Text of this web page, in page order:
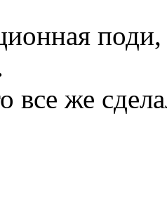
поди,
все же